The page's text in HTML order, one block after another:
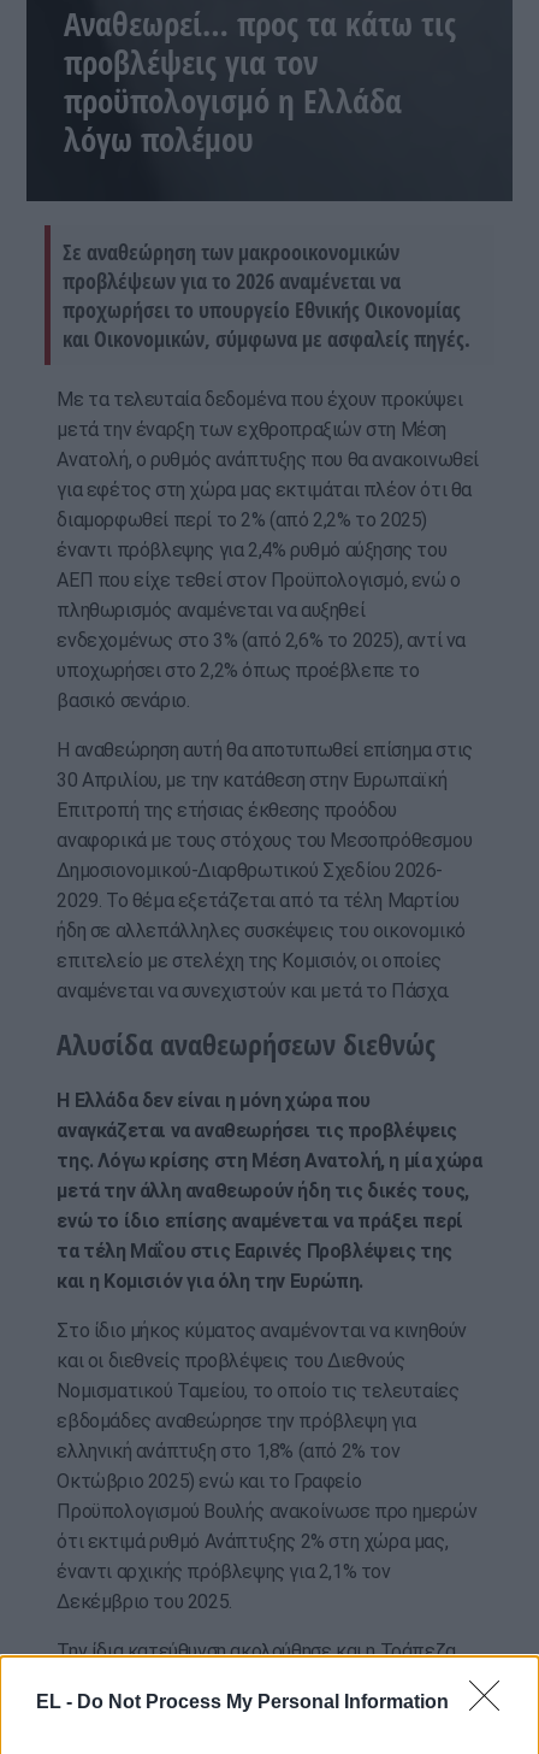
EL - Do Not Process My Personal Information
Αναθεωρεί… προς τα κάτω τις
προβλέψεις για τον
προϋπολογισμό η Ελλάδα
λόγω πολέμου
Σε αναθεώρηση των μακροοικονομικών
προβλέψεων για το 2026 αναμένεται να
προχωρήσει το υπουργείο Εθνικής Οικονομίας
και Οικονομικών, σύμφωνα με ασφαλείς πηγές.
Με τα τελευταία δεδομένα που έχουν προκύψει
μετά την έναρξη των εχθροπραξιών στη Μέση
Ανατολή, ο ρυθμός ανάπτυξης που θα ανακοινωθεί
για εφέτος στη χώρα μας εκτιμάται πλέον ότι θα
διαμορφωθεί περί το 2% (από 2,2% το 2025)
έναντι πρόβλεψης για 2,4% ρυθμό αύξησης του
ΑΕΠ που είχε τεθεί στον Προϋπολογισμό, ενώ ο
πληθωρισμός αναμένεται να αυξηθεί
ενδεχομένως στο 3% (από 2,6% το 2025), αντί να
υποχωρήσει στο 2,2% όπως προέβλεπε το
βασικό σενάριο.
Η αναθεώρηση αυτή θα αποτυπωθεί επίσημα στις
30 Απριλίου, με την κατάθεση στην Ευρωπαϊκή
Επιτροπή της ετήσιας έκθεσης προόδου
αναφορικά με τους στόχους του Μεσοπρόθεσμου
Δημοσιονομικού-Διαρθρωτικού Σχεδίου 2026-
2029. Το θέμα εξετάζεται από τα τέλη Μαρτίου
ήδη σε αλλεπάλληλες συσκέψεις του οικονομικό
επιτελείο με στελέχη της Κομισιόν, οι οποίες
αναμένεται να συνεχιστούν και μετά το Πάσχα.
Αλυσίδα αναθεωρήσεων διεθνώς
Η Ελλάδα δεν είναι η μόνη χώρα που
αναγκάζεται να αναθεωρήσει τις προβλέψεις
της. Λόγω κρίσης στη Μέση Ανατολή, η μία χώρα
μετά την άλλη αναθεωρούν ήδη τις δικές τους,
ενώ το ίδιο επίσης αναμένεται να πράξει περί
τα τέλη Μαΐου στις Εαρινές Προβλέψεις της
και η Κομισιόν για όλη την Ευρώπη.
Στο ίδιο μήκος κύματος αναμένονται να κινηθούν
και οι διεθνείς προβλέψεις του Διεθνούς
Νομισματικού Ταμείου, το οποίο τις τελευταίες
εβδομάδες αναθεώρησε την πρόβλεψη για
ελληνική ανάπτυξη στο 1,8% (από 2% τον
Οκτώβριο 2025) ενώ και το Γραφείο
Προϋπολογισμού Βουλής ανακοίνωσε προ ημερών
ότι εκτιμά ρυθμό Ανάπτυξης 2% στη χώρα μας,
έναντι αρχικής πρόβλεψης για 2,1% τον
Δεκέμβριο του 2025.
Την ίδια κατεύθυνση ακολούθησε και η Τράπεζα
κατέθεσε επίσημανέα πρόβλεψη για ανάπτυξη